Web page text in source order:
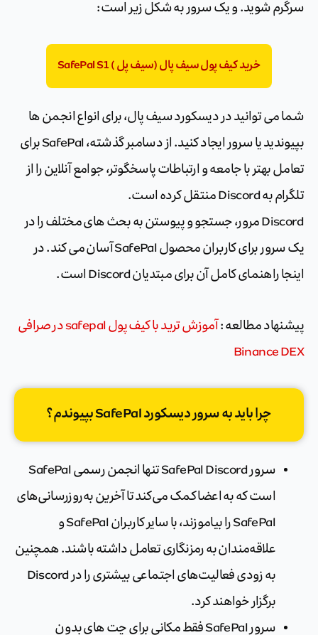
سرگرم شوید. و یک سرور به شکل زیر است:
خرید کیف پول سیف پال (سیف پل ) SafePal S1
شما می توانید در دیسکورد سیف پال، برای انواع انجمن ها
بپیوندید یا سرور ایجاد کنید. از دسامبر گذشته، SafePal برای
تعامل بهتر با جامعه و ارتباطات پاسخگوتر، جوامع آنلاین را از
تلگرام به Discord منتقل کرده است.
Discord مرور، جستجو و پیوستن به بحث های مختلف را در
یک سرور برای کاربران محصول SafePal آسان می کند. در
اینجا راهنمای کامل آن برای مبتدیان Discord است.
پیشنهاد مطالعه : آموزش ترید با کیف پول safepal در صرافی
Binance DEX
چرا باید به سرور دیسکورد SafePal بپیوندم؟
سرور SafePal Discord تنها انجمن رسمی SafePal
است که به اعضا کمک می‌کند تا آخرین به‌روزرسانی‌های
SafePal را بیاموزند، با سایر کاربران SafePal و
علاقه‌مندان به رمزنگاری تعامل داشته باشند. همچنین
به زودی فعالیت‌های اجتماعی بیشتری را در Discord
برگزار خواهند کرد.
سرور SafePal فقط مکانی برای چت های بدون